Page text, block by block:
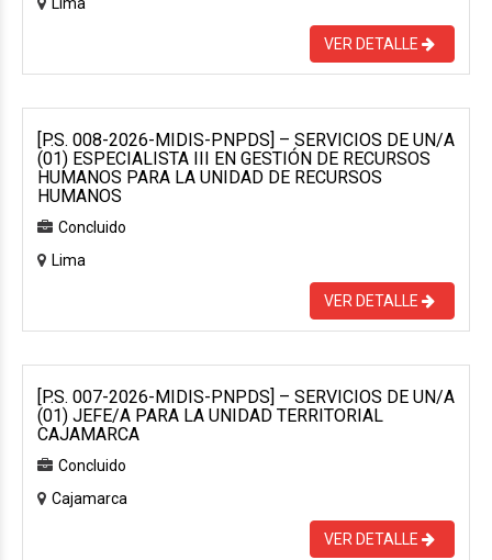
VER DETALLE
[P.S. 008-2026-MIDIS-PNPDS] – SERVICIOS DE UN/A
(01) ESPECIALISTA III EN GESTIÓN DE RECURSOS
HUMANOS PARA LA UNIDAD DE RECURSOS
HUMANOS
Concluido
Lima
VER DETALLE
[P.S. 007-2026-MIDIS-PNPDS] – SERVICIOS DE UN/A
(01) JEFE/A PARA LA UNIDAD TERRITORIAL
CAJAMARCA
Concluido
Cajamarca
VER DETALLE